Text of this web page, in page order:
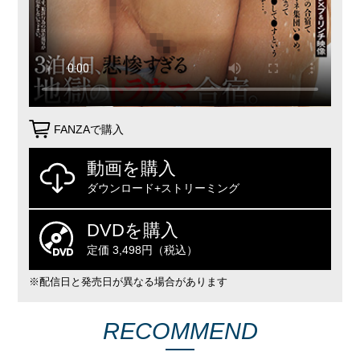
FANZAで購入
動画を購入
ダウンロード+ストリーミング
DVDを購入
定価 3,498円（税込）
※配信日と発売日が異なる場合があります
RECOMMEND